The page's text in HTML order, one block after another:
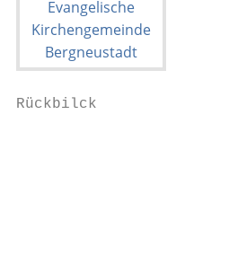
Rückbilck